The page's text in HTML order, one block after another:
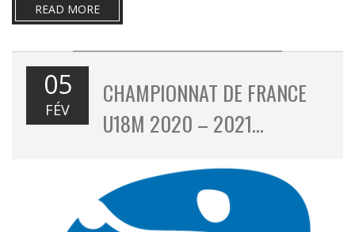
READ MORE
05
FÉV
CHAMPIONNAT DE FRANCE
U18M 2020 – 2021…